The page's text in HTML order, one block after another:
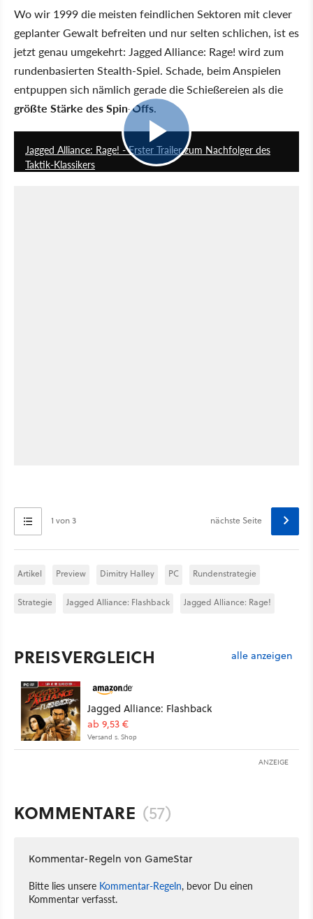
Wo wir 1999 die meisten feindlichen Sektoren mit clever
geplanter Gewalt befreiten und nur selten schlichen, ist es
jetzt genau umgekehrt: Jagged Alliance: Rage! wird zum
rundenbasierten Stealth-Spiel. Schade, beim Anspielen
entpuppen sich nämlich gerade die Schießereien als die
größte Stärke des Spin-Offs.
Jagged Alliance: Rage! - Erster Trailer zum Nachfolger des
Taktik-Klassikers
1 von 3 nächste Seite
Artikel Preview Dimitry Halley PC Rundenstrategie
Strategie Jagged Alliance: Flashback Jagged Alliance: Rage!
PREISVERGLEICH alle anzeigen
Jagged Alliance: Flashback
ab 9,53 €
Versand s. Shop
ANZEIGE
KOMMENTARE (57)
Kommentar-Regeln von GameStar
Bitte lies unsere Kommentar-Regeln, bevor Du einen
Kommentar verfasst.